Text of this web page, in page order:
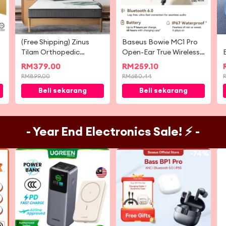
(Free Shipping) Zinus
Tilam Orthopedic
Support Spring Mattress
8'' (10 Years Warranty)
RM 379.00
RM899.00
Beli sekarang
Baseus Bowie MC1 Pro
Open-Ear True Wireless
Earbuds Bluetooth 6.0
Earphone
RM 259.10
RM680.44
Beli sekarang
- Year End Electronics Sale! ⚡ -
-74%